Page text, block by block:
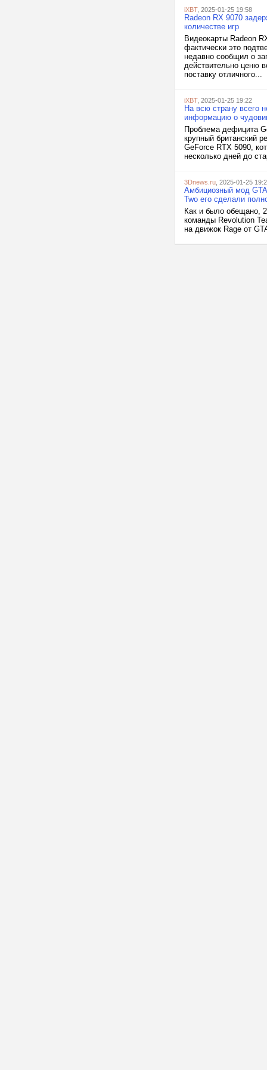
iXBT, 2025-01-25 19:58
Radeon RX 9070
количестве игр
Видеокарты Radeon
фактически это
недавно сообщил о
действительно ценю
поставку отличного...
iXBT, 2025-01-25 19:22
На всю страну всего
информацию о
Проблема дефицита
крупный британский
GeForce RTX 5090,
несколько дней до
3Dnews.ru , 2025-01-25
Амбициозный мод
Two его сделали
Как и было обещано,
команды Revolution
на движок Rage от